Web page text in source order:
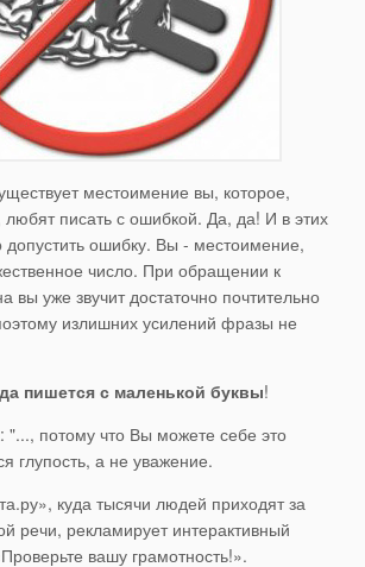
местоимение вы, которое,
писать с ошибкой. Да, да! И в этих
допустить ошибку. Вы - местоимение,
число. При обращении к
вы уже звучит достаточно почтительно
излишних усилений фразы не
пишется с маленькой буквы!
"..., потому что Вы можете себе это
глупость, а не уважение.
куда тысячи людей приходят за
речи, рекламирует интерактивный
вашу грамотность!».